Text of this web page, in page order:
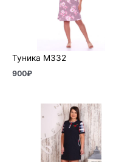
Туника М332
900₽